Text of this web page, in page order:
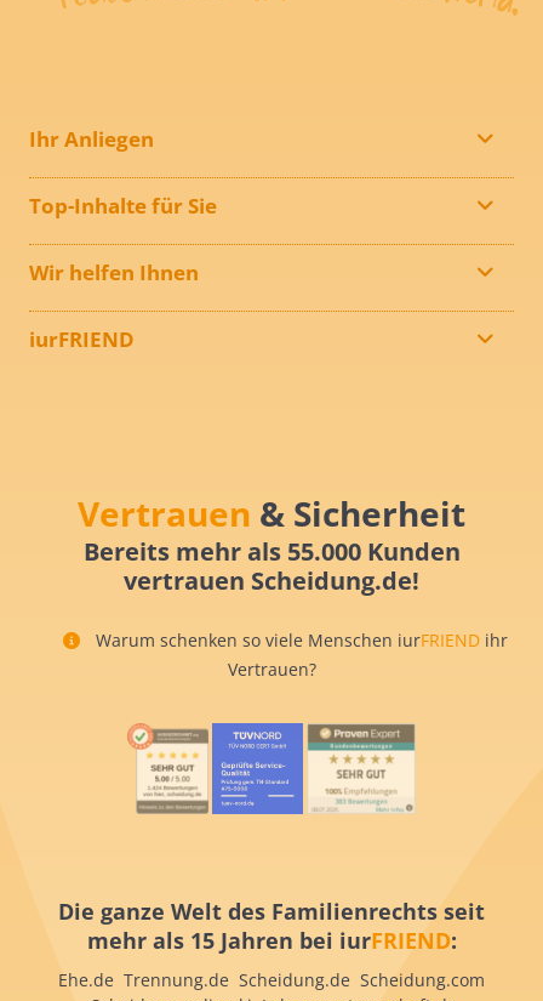
Ihr Anliegen
Top-Inhalte für Sie
Wir helfen Ihnen
iurFRIEND
Vertrauen & Sicherheit
Bereits mehr als 55.000 Kunden
vertrauen Scheidung.de!
Warum schenken so viele Menschen iurFRIEND ihr
Vertrauen?
Die ganze Welt des Familienrechts seit
mehr als 15 Jahren bei iurFRIEND:
Ehe.de Trennung.de Scheidung.de Scheidung.com